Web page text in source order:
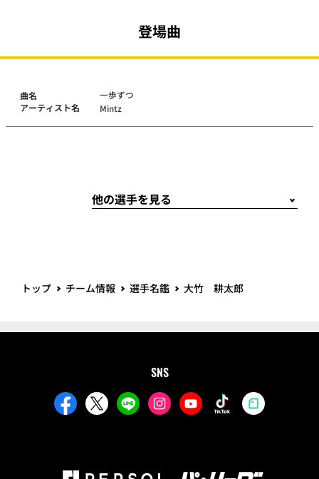
登場曲
曲名
アーティスト名
一歩ずつ
Mintz
トップ チーム情報 選手名鑑 大竹 耕太郎
SNS